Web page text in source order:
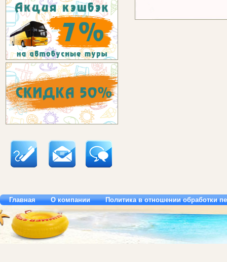
Главная О компании Политика в отношении обработки